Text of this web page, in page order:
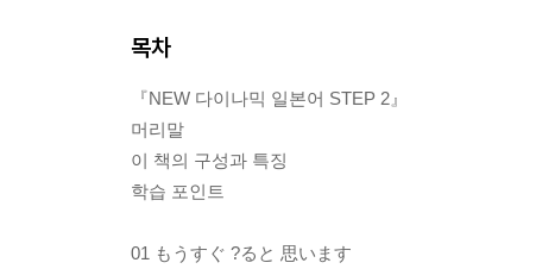
목차
『NEW 다이나믹 일본어 STEP 2』
머리말
이 책의 구성과 특징
학습 포인트
01 もうすぐ ?ると 思います